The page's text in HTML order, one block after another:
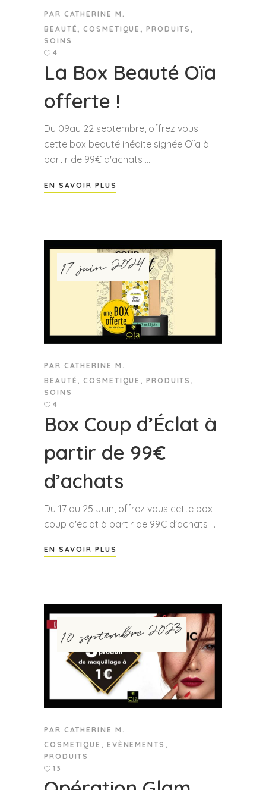
PAR CATHERINE M.
BEAUTÉ ,COSMETIQUE ,PRODUITS ,
SOINS
4
La Box Beauté Oïa
offerte !
Du 09au 22 septembre, offrez vous
cette box beauté inédite signée Oïa à
partir de 99€ d'achats
EN SAVOIR PLUS
17 juin 2024
PAR CATHERINE M.
BEAUTÉ ,COSMETIQUE ,PRODUITS ,
SOINS
4
Box Coup d’Éclat à
partir de 99€
d’achats
Du 17 au 25 Juin, offrez vous cette box
coup d'éclat à partir de 99€ d'achats
EN SAVOIR PLUS
10 septembre 2023
PAR CATHERINE M.
COSMETIQUE , EVÈNEMENTS ,
PRODUITS
13